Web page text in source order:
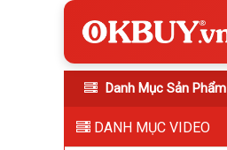
Danh Mục Sản Phẩm
DANH MỤC VIDEO